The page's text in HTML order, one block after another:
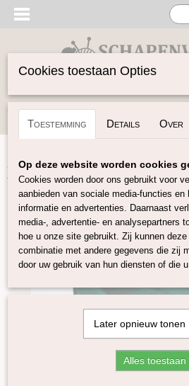
Inloggen Registreren
Home>Vilten>Lontwol Gekleurd
Cookies toestaan Opties
Toestemming Details Over
Op deze website worden cookies
Cookies worden door ons gebruikt voor
aanbieden van sociale media-functies en
informatie en advertenties. Daarnaast
media-, advertentie- en analysepartners
hoe u onze site gebruikt. Zij kunnen
combinatie met andere gegevens die zij
door uw gebruik van hun diensten of die
Later opnieuw tonen
Alles toestaan